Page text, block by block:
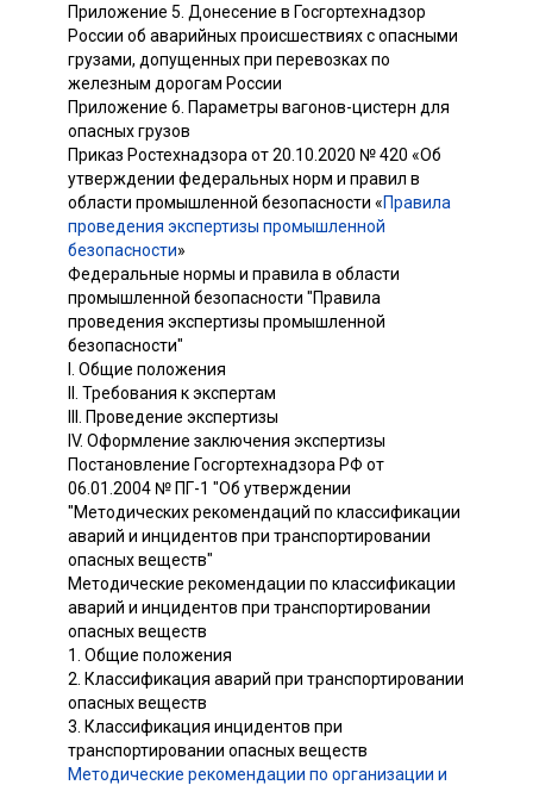
Приложение 5. Донесение в Госгортехнадзор
России об аварийных происшествиях с опасными
грузами, допущенных при перевозках по
железным дорогам России
Приложение 6. Параметры вагонов-цистерн для
опасных грузов
Приказ Ростехнадзора от 20.10.2020 № 420 «Об
утверждении федеральных норм и правил в
области промышленной безопасности «Правила
проведения экспертизы промышленной
безопасности»
Федеральные нормы и правила в области
промышленной безопасности "Правила
проведения экспертизы промышленной
безопасности"
I. Общие положения
II. Требования к экспертам
III. Проведение экспертизы
IV. Оформление заключения экспертизы
Постановление Госгортехнадзора РФ от
06.01.2004 № ПГ-1 "Об утверждении
"Методических рекомендаций по классификации
аварий и инцидентов при транспортировании
опасных веществ"
Методические рекомендации по классификации
аварий и инцидентов при транспортировании
опасных веществ
1. Общие положения
2. Классификация аварий при транспортировании
опасных веществ
3. Классификация инцидентов при
транспортировании опасных веществ
Методические рекомендации по организации и